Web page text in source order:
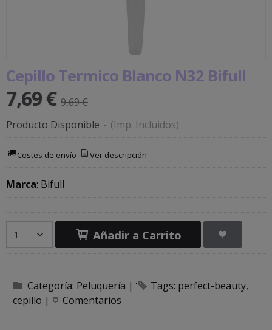
Cepillo Termico Blanco N32 Bifull
7,69 € 9,69 €
Producto Disponible - (Imp. Incluidos)
Costes de envío Ver descripción
Marca: Bifull
Añadir a Carrito
Categoría: Peluquería | Tags: perfect-beauty
cepillo | Comentarios